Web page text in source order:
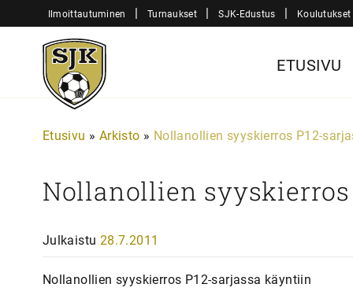
sisältöön
Ilmoittautuminen | Turnaukset | SJK-Edustus | Koulutukset
Sjk-
Juniorit
ETUSIVU
Etusivu » Arkisto » Nollanollien syyskierros P12-
Nollanollien
Julkaistu 28.7.2011
Nollanollien syyskierros P12-sarjassa käyntiin